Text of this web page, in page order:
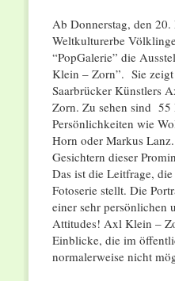
Ab Donnerstag, den
Weltkulturerbe
“PopGalerie” die
Klein – Zorn”. Sie zeigt
Saarbrücker Künstlers
Zorn. Zu sehen sind 55
Persönlichkeiten wie
Horn oder Markus
Gesichtern dieser
Das ist die Leitfrage,
Fotoserie stellt. Die
einer sehr persönlichen
Attitudes! Axl Klein –
Einblicke, die im
normalerweise nicht